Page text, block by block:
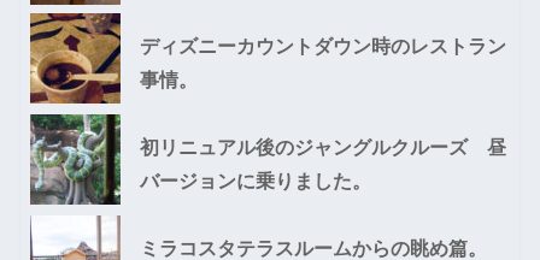
ディズニーカウントダウン時のレストラン
事情。
初リニュアル後のジャングルクルーズ 昼
バージョンに乗りました。
ミラコスタテラスルームからの眺め篇。